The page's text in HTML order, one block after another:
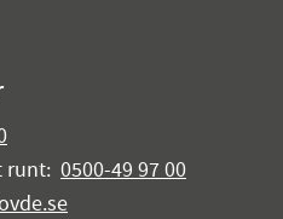
runt: 0500-49 97 00